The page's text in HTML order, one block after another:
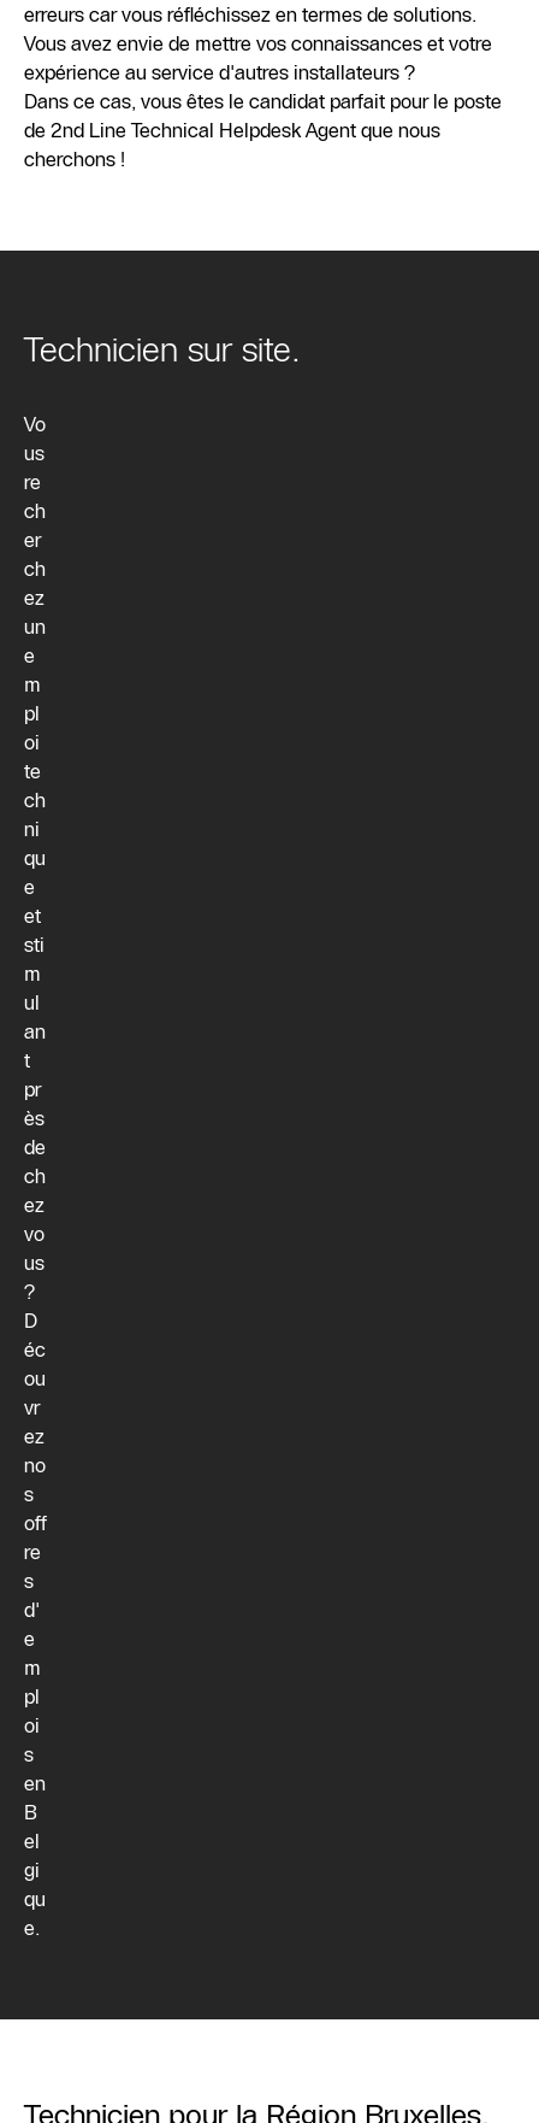
erreurs car vous réfléchissez en termes de solutions.
Vous avez envie de mettre vos connaissances et votre
expérience au service d'autres installateurs ?
Dans ce cas, vous êtes le candidat parfait pour le poste
de 2nd Line Technical Helpdesk Agent que nous
cherchons !
Technicien sur site.
Vo
us
re
ch
er
ch
ez
un
e
m
pl
oi
te
ch
ni
qu
e
et
sti
m
ul
an
t
pr
ès
de
ch
ez
vo
us
?
D
éc
ou
vr
ez
no
s
off
re
s
d'
e
m
pl
oi
s
en
B
el
gi
qu
e.
Technicien pour la Région Bruxelles.